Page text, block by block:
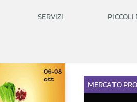
SERVIZI PICCOLI
MERCATO